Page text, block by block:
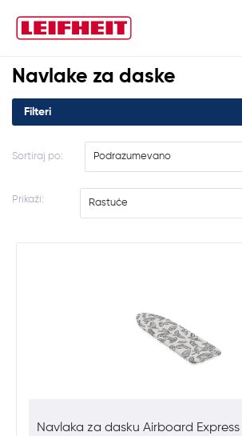
Navlake za daske
Filteri
Sortiraj po: Podrazumevano
Prikaži: Rastuće
Navlaka za dasku Airboard Express